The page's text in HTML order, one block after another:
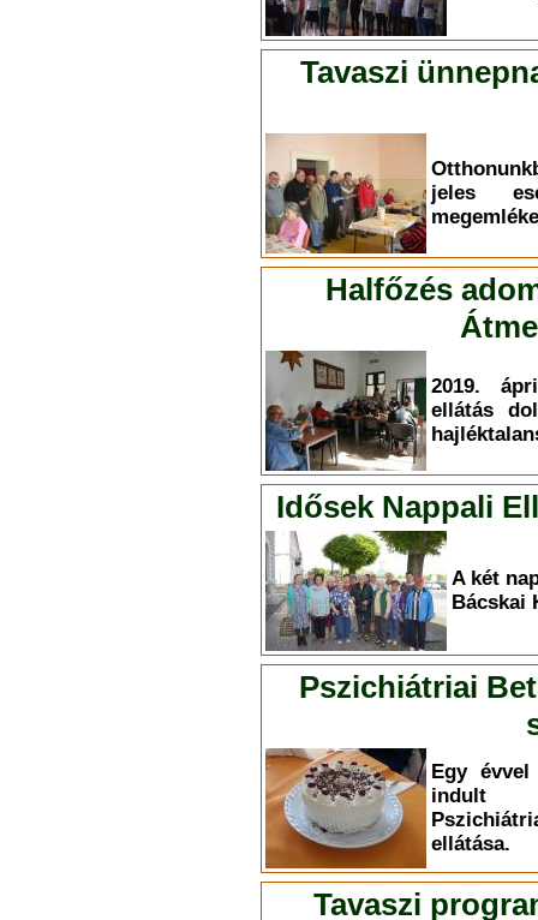
Tavaszi
jeles
Halfőzés
2019.
ellátás
Idősek Nappali
A két
Bácskai
Pszichiátriai
Egy évvel
indult
ellátása.
Tavaszi